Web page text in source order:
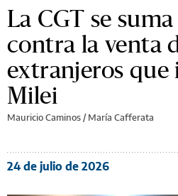
La CGT se
contra la venta
extranjeros que
Milei
Mauricio Caminos/María Cafferata
24 de julio de 2026